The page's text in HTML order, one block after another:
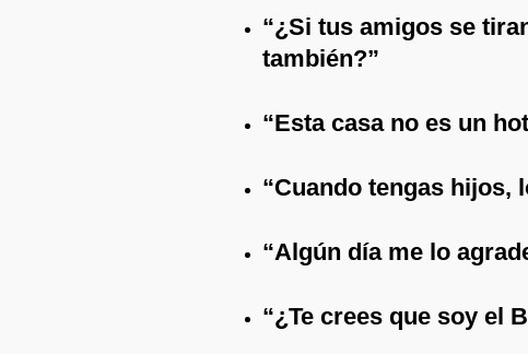
“¿Si tus amigos se
también?”
“Esta casa no es un
“Cuando tengas hijos,
“Algún día me lo
“¿Te crees que soy el